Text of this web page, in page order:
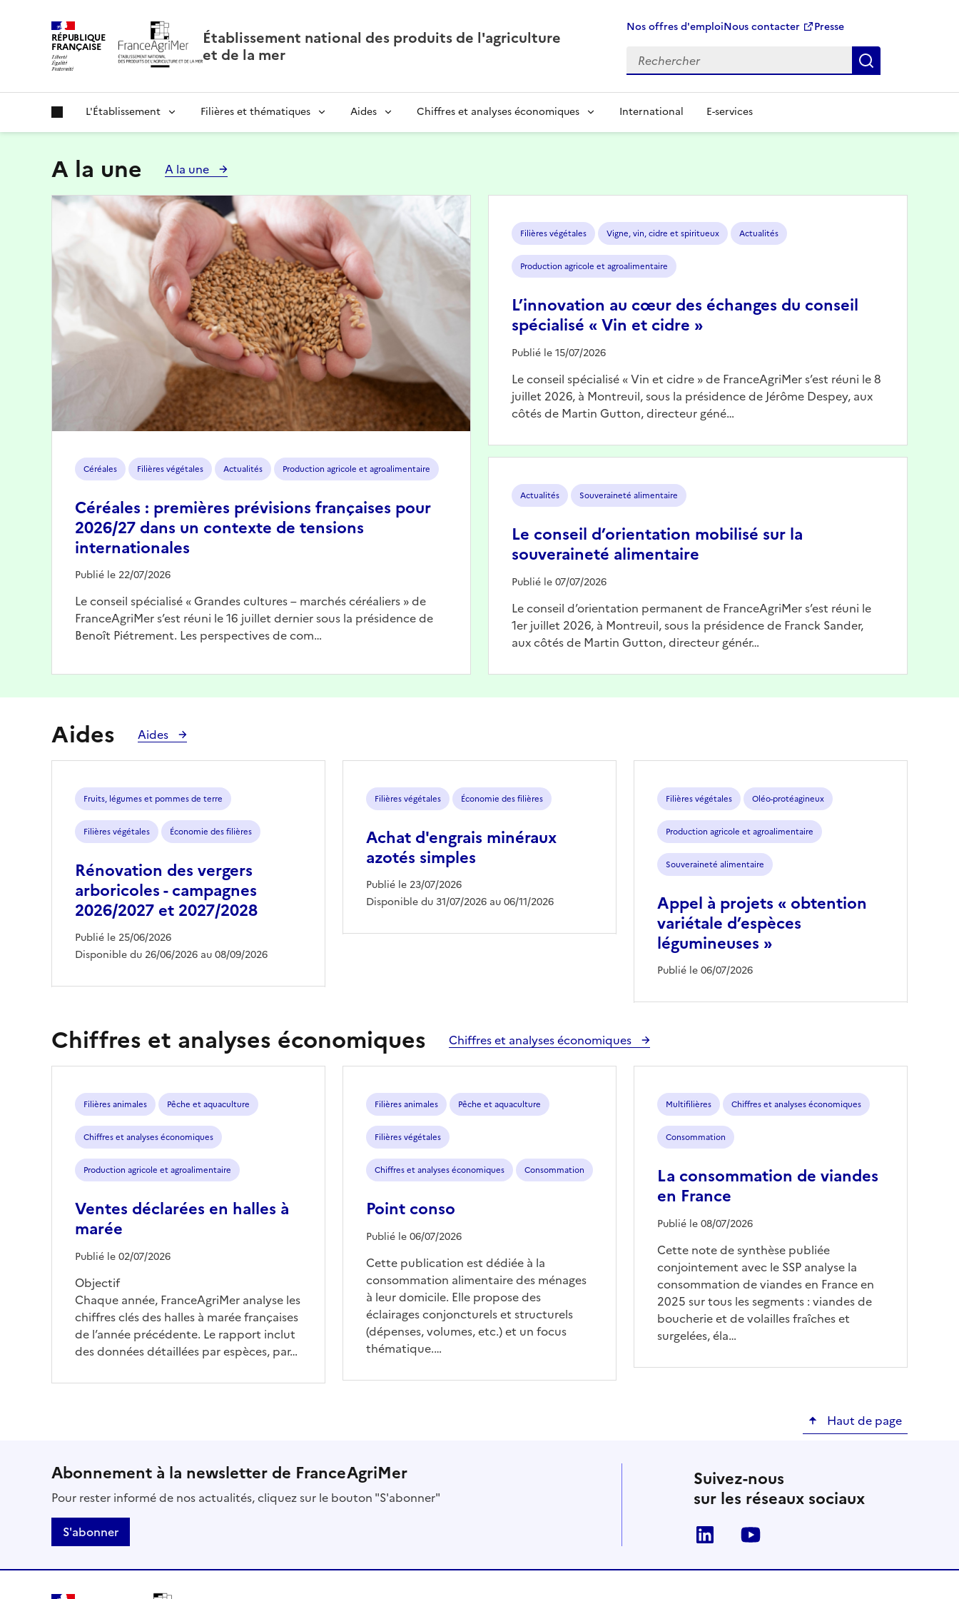
RÉPUBLIQUE
FRANÇAISE
Établissement national des produits de l'agriculture
et de la mer
Nos offres d'emploiNous contacter Presse
L'Établissement Filières et thématiques Aides Chiffres et analyses économiques International E-services
A la une A la une
Céréales Filières végétales Actualités Production agricole et agroalimentaire
Céréales : premières prévisions françaises pour
2026/27 dans un contexte de tensions
internationales
Publié le 22/07/2026
Le conseil spécialisé « Grandes cultures – marchés céréaliers » de
FranceAgriMer s’est réuni le 16 juillet dernier sous la présidence de
Benoît Piétrement. Les perspectives de com…
Image
Filières végétales Vigne, vin, cidre et spiritueux Actualités
Production agricole et agroalimentaire
L’innovation au cœur des échanges du conseil
spécialisé « Vin et cidre »
Publié le 15/07/2026
Le conseil spécialisé « Vin et cidre » de FranceAgriMer s’est réuni le 8
juillet 2026, à Montreuil, sous la présidence de Jérôme Despey, aux
côtés de Martin Gutton, directeur géné…
Actualités Souveraineté alimentaire
Le conseil d’orientation mobilisé sur la
souveraineté alimentaire
Publié le 07/07/2026
Le conseil d’orientation permanent de FranceAgriMer s’est réuni le
1er juillet 2026, à Montreuil, sous la présidence de Franck Sander,
aux côtés de Martin Gutton, directeur génér…
Aides Aides
Fruits, légumes et pommes de terre
Filières végétales Économie des filières
Rénovation des vergers
arboricoles - campagnes
2026/2027 et 2027/2028
Publié le 25/06/2026
Disponible du 26/06/2026 au 08/09/2026
Filières végétales Économie des filières
Achat d'engrais minéraux
azotés simples
Publié le 23/07/2026
Disponible du 31/07/2026 au 06/11/2026
Filières végétales Oléo-protéagineux
Production agricole et agroalimentaire
Souveraineté alimentaire
Appel à projets « obtention
variétale d’espèces
légumineuses »
Publié le 06/07/2026
Chiffres et analyses économiques Chiffres et analyses économiques
Filières animales Pêche et aquaculture
Chiffres et analyses économiques
Production agricole et agroalimentaire
Ventes déclarées en halles à
marée
Publié le 02/07/2026
Objectif
Chaque année, FranceAgriMer analyse les
chiffres clés des halles à marée françaises
de l’année précédente. Le rapport inclut
des données détaillées par espèces, par…
Filières animales Pêche et aquaculture
Filières végétales
Chiffres et analyses économiques Consommation
Point conso
Publié le 06/07/2026
Cette publication est dédiée à la
consommation alimentaire des ménages
à leur domicile. Elle propose des
éclairages conjoncturels et structurels
(dépenses, volumes, etc.) et un focus
thématique.…
Multifilières Chiffres et analyses économiques
Consommation
La consommation de viandes
en France
Publié le 08/07/2026
Cette note de synthèse publiée
conjointement avec le SSP analyse la
consommation de viandes en France en
2025 sur tous les segments : viandes de
boucherie et de volailles fraîches et
surgelées, éla…
Haut de page
Abonnement à la newsletter de FranceAgriMer
Pour rester informé de nos actualités, cliquez sur le bouton "S'abonner"
S'abonner
Suivez-nous
sur les réseaux sociaux
Linkedin